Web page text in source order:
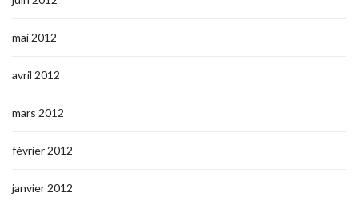
mai 2012
avril 2012
mars 2012
février 2012
janvier 2012